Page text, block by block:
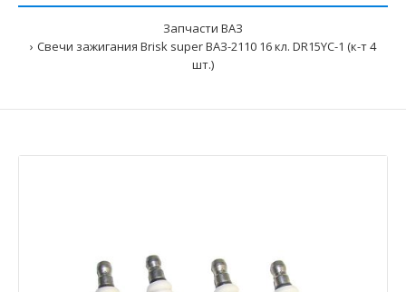
Запчасти ВАЗ
Свечи зажигания Brisk super ВАЗ-2110 16 кл. DR15YC-1 (к-т 4
шт.)